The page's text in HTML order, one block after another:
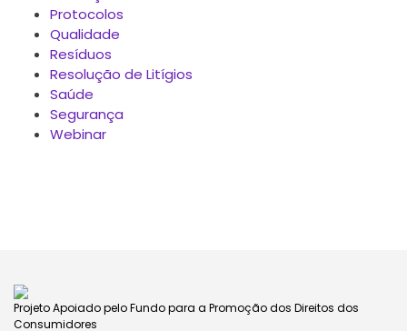
Protocolos
Qualidade
Resíduos
Resolução de Litígios
Saúde
Segurança
Webinar
Projeto Apoiado pelo Fundo para a Promoção dos Direitos dos
Consumidores